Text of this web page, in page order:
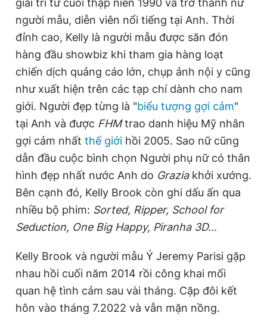
giải trí từ cuối thập niên 1990 và trở thành nữ
người mẫu, diễn viên nổi tiếng tại Anh. Thời
đỉnh cao, Kelly là người mẫu được săn đón
hàng đầu showbiz khi tham gia hàng loạt
chiến dịch quảng cáo lớn, chụp ảnh nội y cũng
như xuất hiện trên các tạp chí dành cho nam
giới. Người đẹp từng là "biểu tượng gợi cảm"
tại Anh và được FHMtrao danh hiệu Mỹ nhân
gợi cảm nhất thế giới hồi 2005. Sao nữ cũng
dẫn đầu cuộc bình chọn Người phụ nữ có thân
hình đẹp nhất nước Anh do Graziakhởi xướng.
Bên cạnh đó, Kelly Brook còn ghi dấu ấn qua
nhiều bộ phim: Sorted, Ripper, School for
Seduction, One Big Happy, Piranha 3D…
Kelly Brook và người mẫu Ý Jeremy Parisi gặp
nhau hồi cuối năm 2014 rồi công khai mối
quan hệ tình cảm sau vài tháng. Cặp đôi kết
hôn vào tháng 7.2022 và vẫn mặn nồng.